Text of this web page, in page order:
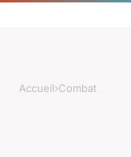
Accueil›Combat